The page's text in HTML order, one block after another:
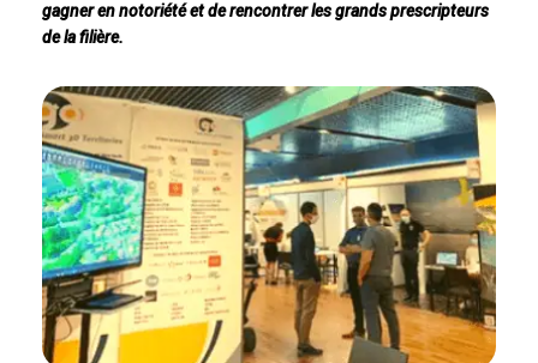
gagner en notoriété et de rencontrer les grands prescripteurs
de la filière.